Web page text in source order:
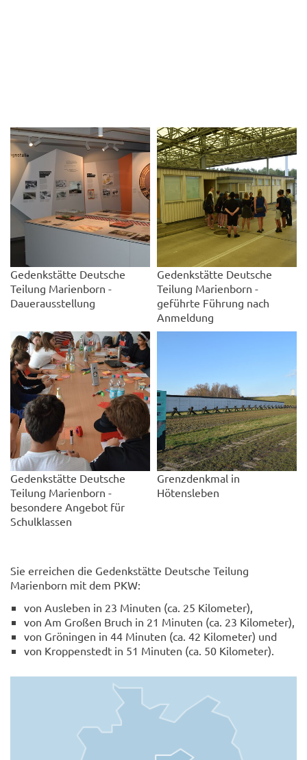
Gedenkstätte Deutsche
Teilung Marienborn -
Dauerausstellung
Gedenkstätte Deutsche
Teilung Marienborn -
geführte Führung nach
Anmeldung
Gedenkstätte Deutsche
Teilung Marienborn -
besondere Angebot für
Schulklassen
Grenzdenkmal in
Hötensleben
Sie erreichen die Gedenkstätte Deutsche Teilung
Marienborn mit dem PKW:
von Ausleben in 23 Minuten (ca. 25 Kilometer),
von Am Großen Bruch in 21 Minuten (ca. 23 Kilometer),
von Gröningen in 44 Minuten (ca. 42 Kilometer) und
von Kroppenstedt in 51 Minuten (ca. 50 Kilometer).